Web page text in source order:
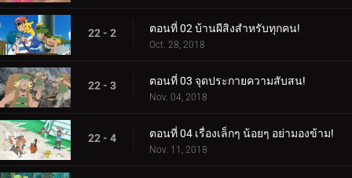
22 - 2 ตอนที่ 02 บ้านผีสิงสำหรับทุกคน!
Oct. 28, 2018
22 - 3 ตอนที่ 03 จุดประกายความสับสน!
Nov. 04, 2018
22 - 4 ตอนที่ 04 เรื่องเล็กๆ น้อยๆ อย่ามองข้าม!
Nov. 11, 2018